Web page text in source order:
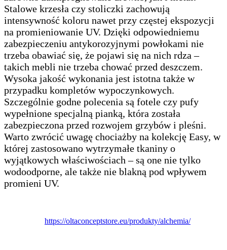
Stalowe krzesła czy stoliczki zachowują
intensywność koloru nawet przy częstej ekspozycji
na promieniowanie UV. Dzięki odpowiedniemu
zabezpieczeniu antykorozyjnymi powłokami nie
trzeba obawiać się, że pojawi się na nich rdza –
takich mebli nie trzeba chować przed deszczem.
Wysoka jakość wykonania jest istotna także w
przypadku kompletów wypoczynkowych.
Szczególnie godne polecenia są fotele czy pufy
wypełnione specjalną pianką, która została
zabezpieczona przed rozwojem grzybów i pleśni.
Warto zwrócić uwagę chociażby na kolekcję Easy, w
której zastosowano wytrzymałe tkaniny o
wyjątkowych właściwościach – są one nie tylko
wodoodporne, ale także nie blakną pod wpływem
promieni UV.
https://oltaconceptstore.eu/produkty/alchemia/